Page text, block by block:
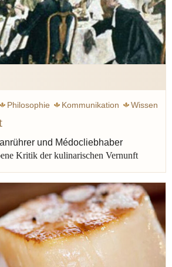
Philosophie Kommunikation
Wissen
Johann Wolfgang
Martin
Kaffee Käse
Geist
Rotwein
Königsberg
und Médocliebhaber
Kritik der kulinarischen Vernunft